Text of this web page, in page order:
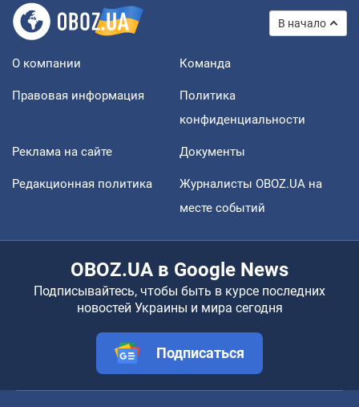
В начало
О компании Команда
Правовая информация
Политика
конфиденциальности
Реклама на сайте Документы
Редакционная политика
Журналисты OBOZ.UA на
месте событий
OBOZ.UA в Google News
Подписывайтесь, чтобы быть в курсе последних
новостей Украины и мира сегодня
Подписаться